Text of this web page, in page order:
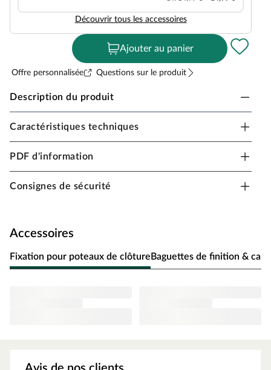
Découvrir tous les accessoires
Ajouter au panier
Offre personnalisée Questions sur le produit
Description du produit
Poteaux de clôture en pin non traité
Longue durée de vie grâce à la fabrication traditionnelle de
moisissures et aux champignons.
ne se déforme pas, même en cas d'intempéries.
Caractéristiques techniques
PDF d'information
Consignes de sécurité
Accessoires
Fixation pour poteaux de clôture Baguettes de finition &